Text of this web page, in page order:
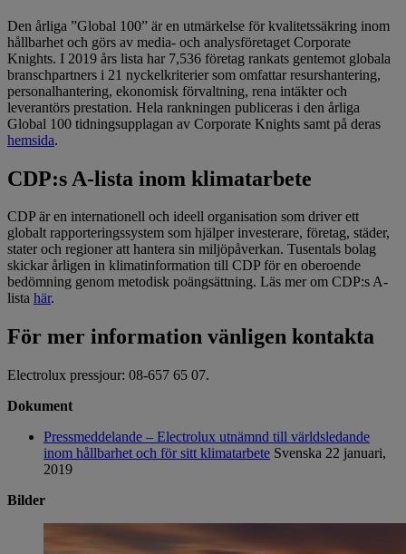
Den årliga ”Global 100” är en utmärkelse för kvalitetssäkring inom
hållbarhet och görs av media- och analysföretaget Corporate
Knights. I 2019 års lista har 7,536 företag rankats gentemot globala
branschpartners i 21 nyckelkriterier som omfattar resurshantering,
personalhantering, ekonomisk förvaltning, rena intäkter och
leverantörs prestation. Hela rankningen publiceras i den årliga
Global 100 tidningsupplagan av Corporate Knights samt på deras
hemsida.
CDP:s A-lista inom klimatarbete
CDP är en internationell och ideell organisation som driver ett
globalt rapporteringssystem som hjälper investerare, företag, städer,
stater och regioner att hantera sin miljöpåverkan. Tusentals bolag
skickar årligen in klimatinformation till CDP för en oberoende
bedömning genom metodisk poängsättning. Läs mer om CDP:s A-
lista här.
För mer information vänligen kontakta
Electrolux pressjour: 08-657 65 07.
Dokument
Pressmeddelande – Electrolux utnämnd till världsledande
inom hållbarhet och för sitt klimatarbete Svenska 22 januari,
2019
Bilder